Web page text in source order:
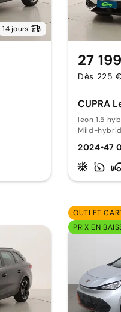
14 jours
CUPRA
leon 1.5
Mild-
2024•47
27
Dès 225
OUTLET
PRIX EN